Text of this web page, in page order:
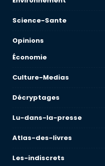
Science-Sante
Opinions
Économie
Culture-Medias
Décryptages
Lu-dans-la-presse
Atlas-des-livres
Les-indiscrets